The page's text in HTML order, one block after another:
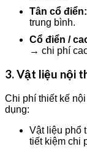
Tân cổ điển:
trung bình.
Cổ điển /
→ chi phí
3. Vật liệu nội
Chi phí thiết kế
dụng:
Vật liệu phổ
tiết kiệm chi